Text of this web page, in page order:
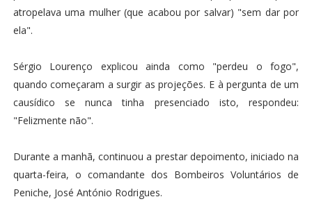
atropelava uma mulher (que acabou por salvar) "sem dar por
ela".
Sérgio Lourenço explicou ainda como "perdeu o fogo",
quando começaram a surgir as projeções. E à pergunta de um
causídico se nunca tinha presenciado isto, respondeu:
"Felizmente não".
Durante a manhã, continuou a prestar depoimento, iniciado na
quarta-feira, o comandante dos Bombeiros Voluntários de
Peniche, José António Rodrigues.